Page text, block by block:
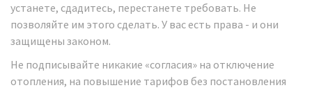
устанете, сдадитесь, перестанете требовать. Не
позволяйте им этого сделать. У вас есть права - и они
защищены законом.
Не подписывайте никакие «согласия» на отключение
отопления, на повышение тарифов без постановления